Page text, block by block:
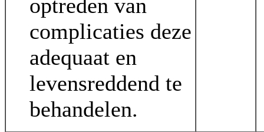
optreden van
complicaties deze
adequaat en
levensreddend te
behandelen.